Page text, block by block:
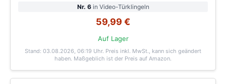
Nr. 6in Video-Türklingeln
59,99 €
Auf Lager
Stand: 03.08.2026, 06:19 Uhr. Preis inkl. MwSt., kann sich geändert
haben. Maßgeblich ist der Preis auf Amazon.